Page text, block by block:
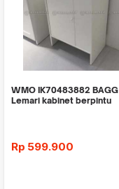
WMO IK70483882 BAGG
Lemari kabinet berpintu
Rp 599.900